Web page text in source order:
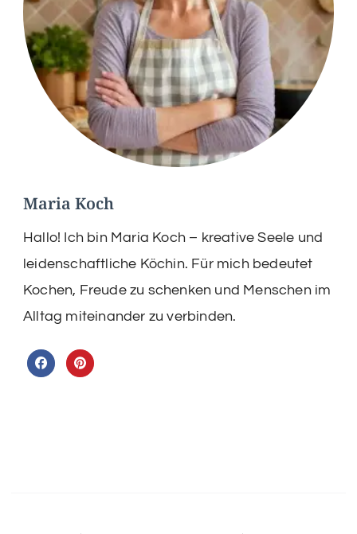
Maria Koch
Hallo! Ich bin Maria Koch – kreative Seele und
leidenschaftliche Köchin. Für mich bedeutet
Kochen, Freude zu schenken und Menschen im
Alltag miteinander zu verbinden.